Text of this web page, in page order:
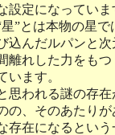
設定になっていま
”とは本物の星
込んだルパンと
離れした力をも
います。
われる謎の存
の、そのあたり
在になるとい